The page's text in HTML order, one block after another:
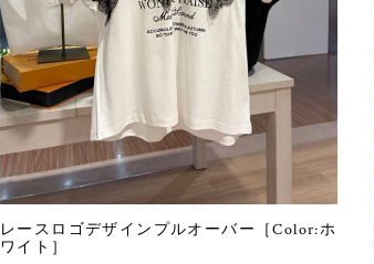
レースロゴデザインプルオーバー［Color:ホ
ワイト］